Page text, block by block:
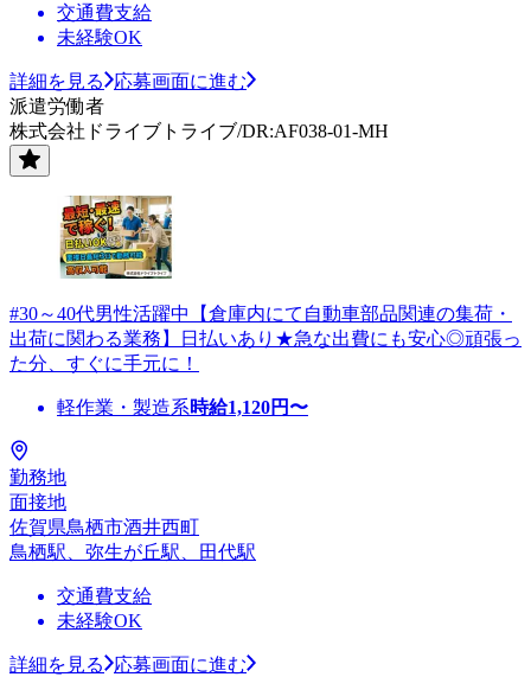
交通費支給
未経験OK
詳細を見る
応募画面に進む
派遣労働者
株式会社ドライブトライブ/DR:AF038-01-MH
#30～40代男性活躍中【倉庫内にて自動車部品関連の集荷・
出荷に関わる業務】日払いあり★急な出費にも安心◎頑張っ
た分、すぐに手元に！
軽作業・製造系時給1,120円〜
勤務地
面接地
佐賀県鳥栖市酒井西町
鳥栖駅、弥生が丘駅、田代駅
交通費支給
未経験OK
詳細を見る
応募画面に進む